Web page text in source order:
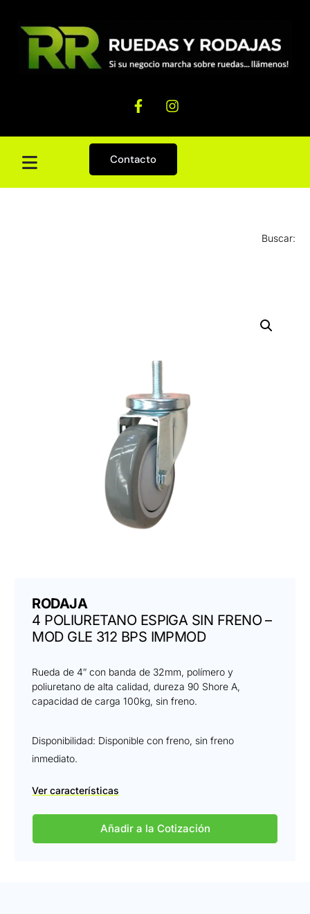
Contacto
Buscar:
RODAJA
4 POLIURETANO ESPIGA SIN FRENO –
MOD GLE 312 BPS IMPMOD
Rueda de 4″ con banda de 32mm, polímero y
poliuretano de alta calidad, dureza 90 Shore A,
capacidad de carga 100kg, sin freno.
Disponibilidad: Disponible con freno, sin freno
inmediato.
Ver características
Añadir a la Cotización